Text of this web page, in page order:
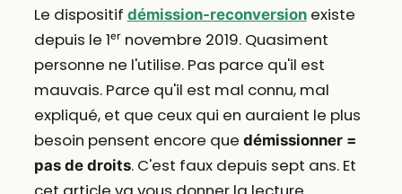
Le dispositif démission-reconversionexiste
depuis le 1ᵉʳ novembre 2019. Quasiment
personne ne l'utilise. Pas parce qu'il est
mauvais. Parce qu'il est mal connu, mal
expliqué, et que ceux qui en auraient le plus
besoin pensent encore que démissionner =
pas de droits. C'est faux depuis sept ans. Et